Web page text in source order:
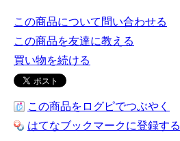
この商品について問い合わせる
この商品を友達に教える
買い物を続ける
この商品をログピでつぶやく
はてなブックマークに登録する